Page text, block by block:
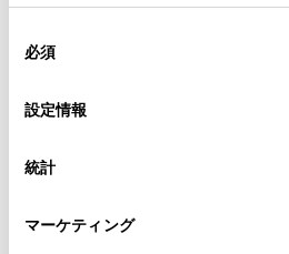
使用することがあります。当ウェ
デバイスにすべてのCookie(クッキ
意したことになります。Cookie(ク
設定の変更、同意を撤回したりす
「Cookie（クッキー）情報の取り扱
必須
設定情報
統計
マーケティング